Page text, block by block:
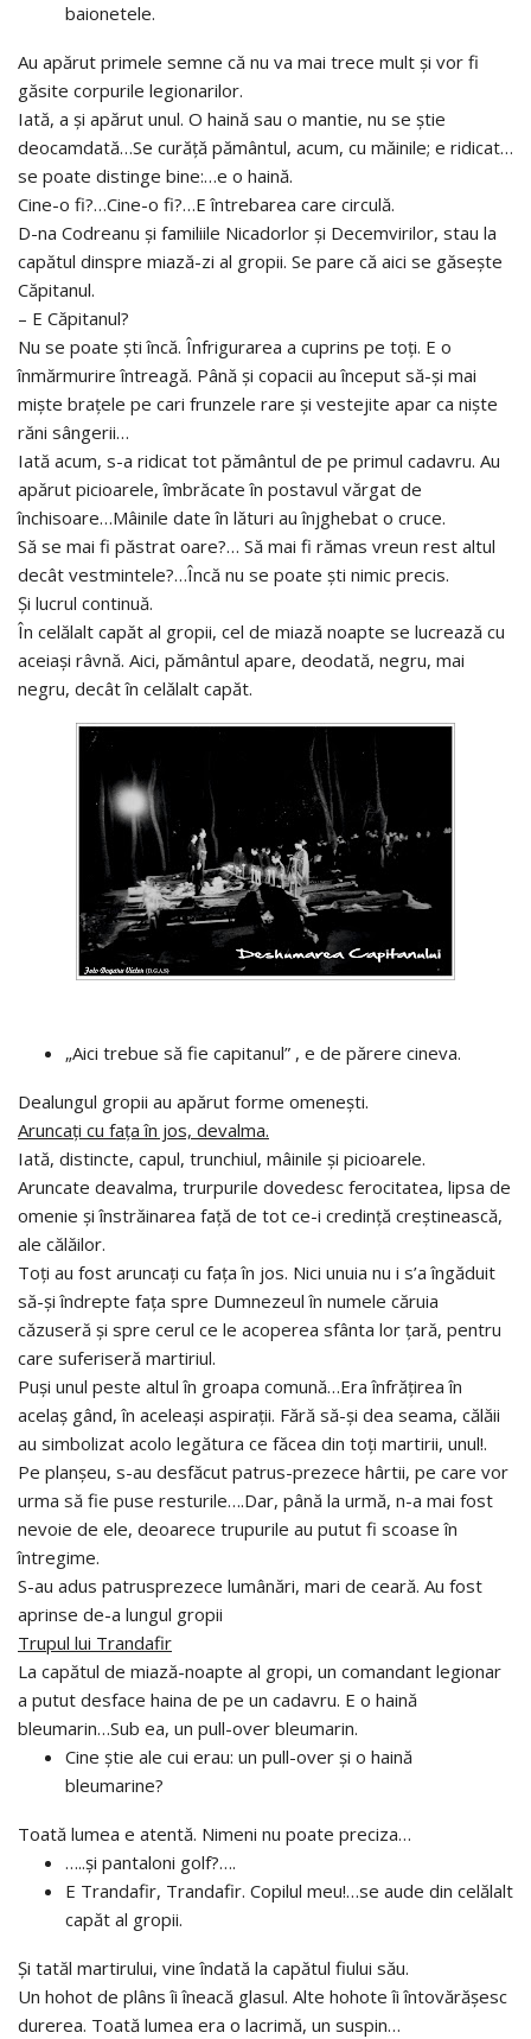
baionetele.
Au apărut primele semne că nu va mai trece mult şi vor fi
găsite corpurile legionarilor.
Iată, a şi apărut unul. O haină sau o mantie, nu se ştie
deocamdată…Se curăţă pământul, acum, cu măinile; e ridicat…
se poate distinge bine:…e o haină.
Cine-o fi?…Cine-o fi?…E întrebarea care circulă.
D-na Codreanu şi familiile Nicadorlor şi Decemvirilor, stau la
capătul dinspre miază-zi al gropii. Se pare că aici se găseşte
Căpitanul.
– E Căpitanul?
Nu se poate şti încă. Înfrigurarea a cuprins pe toţi. E o
înmărmurire întreagă. Până şi copacii au început să-şi mai
mişte braţele pe cari frunzele rare şi vestejite apar ca nişte
răni sângerii…
Iată acum, s-a ridicat tot pământul de pe primul cadavru. Au
apărut picioarele, îmbrăcate în postavul vărgat de
închisoare…Mâinile date în lături au înjghebat o cruce.
Să se mai fi păstrat oare?… Să mai fi rămas vreun rest altul
decât vestmintele?…Încă nu se poate şti nimic precis.
Şi lucrul continuă.
În celălalt capăt al gropii, cel de miază noapte se lucrează cu
aceiaşi râvnă. Aici, pământul apare, deodată, negru, mai
negru, decât în celălalt capăt.
„Aici trebue să fie capitanul” , e de părere cineva.
Dealungul gropii au apărut forme omeneşti.
Aruncaţi cu faţa în jos, devalma.
Iată, distincte, capul, trunchiul, mâinile şi picioarele.
Aruncate deavalma, trurpurile dovedesc ferocitatea, lipsa de
omenie şi înstrăinarea faţă de tot ce-i credinţă creştinească,
ale călăilor.
Toţi au fost aruncaţi cu faţa în jos. Nici unuia nu i s’a îngăduit
să-şi îndrepte faţa spre Dumnezeul în numele căruia
căzuseră şi spre cerul ce le acoperea sfânta lor ţară, pentru
care suferiseră martiriul.
Puşi unul peste altul în groapa comună…Era înfrăţirea în
acelaş gând, în aceleaşi aspiraţii. Fără să-şi dea seama, călăii
au simbolizat acolo legătura ce făcea din toţi martirii, unul!.
Pe planşeu, s-au desfăcut patrus-prezece hârtii, pe care vor
urma să fie puse resturile….Dar, până la urmă, n-a mai fost
nevoie de ele, deoarece trupurile au putut fi scoase în
întregime.
S-au adus patrusprezece lumânări, mari de ceară. Au fost
aprinse de-a lungul gropii
Trupul lui Trandafir
La capătul de miază-noapte al gropi, un comandant legionar
a putut desface haina de pe un cadavru. E o haină
bleumarin…Sub ea, un pull-over bleumarin.
Cine ştie ale cui erau: un pull-over şi o haină
bleumarine?
Toată lumea e atentă. Nimeni nu poate preciza…
…..şi pantaloni golf?….
E Trandafir, Trandafir. Copilul meu!…se aude din celălalt
capăt al gropii.
Şi tatăl martirului, vine îndată la capătul fiului său.
Un hohot de plâns îi îneacă glasul. Alte hohote îi întovărăşesc
durerea. Toată lumea era o lacrimă, un suspin…